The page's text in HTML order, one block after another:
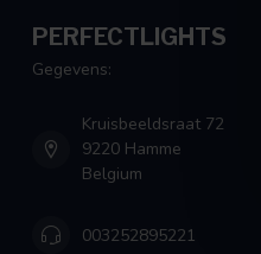
PERFECTLIGHTS
Gegevens:
Kruisbeeldsraat 72
9220 Hamme
Belgium
003252895221